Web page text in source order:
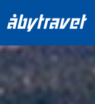
Köp biljett